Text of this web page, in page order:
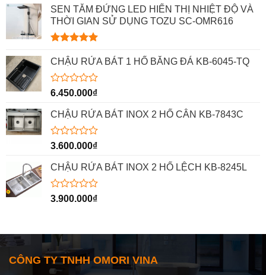
hạng
0
5
sao
SEN TẮM ĐỨNG LED HIỂN THỊ NHIỆT ĐỘ VÀ
THỜI GIAN SỬ DỤNG TOZU SC-OMR616
hạng 5.00
CHẬU RỬA BÁT 1 HỐ BẰNG ĐÁ KB-6045-TQ
Được
hạng
0
5
6.450.000₫
CHẬU RỬA BÁT INOX 2 HỐ CÂN KB-7843C
Được
hạng
0
5
3.600.000₫
CHẬU RỬA BÁT INOX 2 HỐ LỆCH KB-8245L
Được
5
sao
3.900.000₫
CÔNG TY TNHH OMORI VINA